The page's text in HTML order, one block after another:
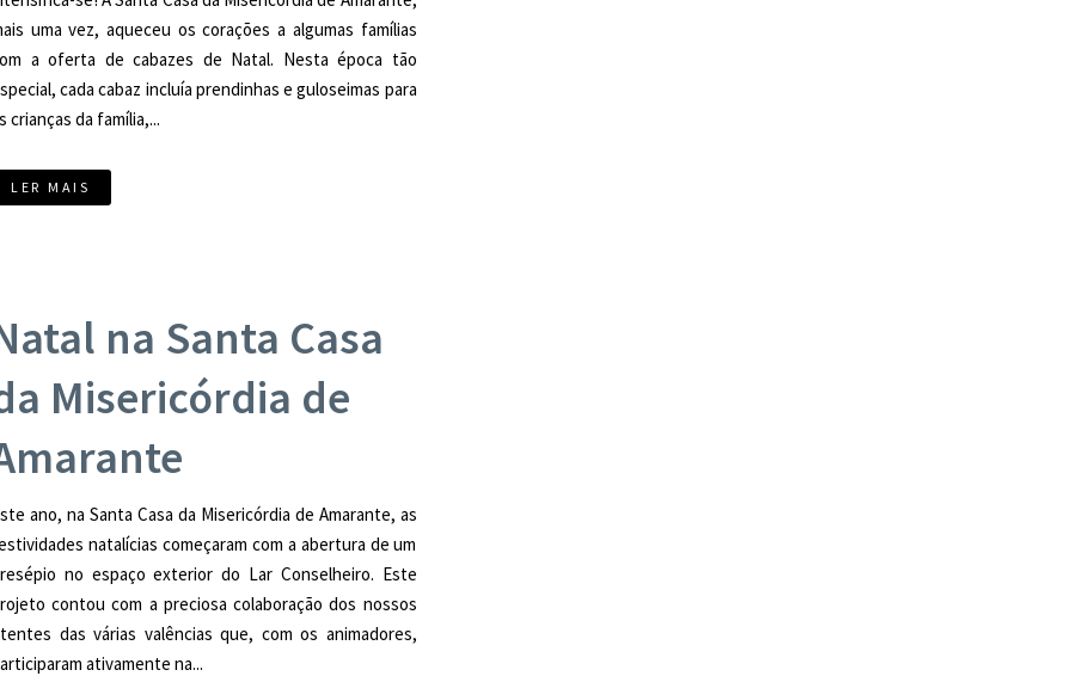
uma vez, aqueceu os corações a algumas famílias
a oferta de cabazes de Natal. Nesta época tão
cada cabaz incluía prendinhas e guloseimas para
crianças da família,...
LER MAIS
na Santa Casa
Misericórdia de
ano, na Santa Casa da Misericórdia de Amarante, as
natalícias começaram com a abertura de um
no espaço exterior do Lar Conselheiro. Este
contou com a preciosa colaboração dos nossos
das várias valências que, com os animadores,
ativamente na...